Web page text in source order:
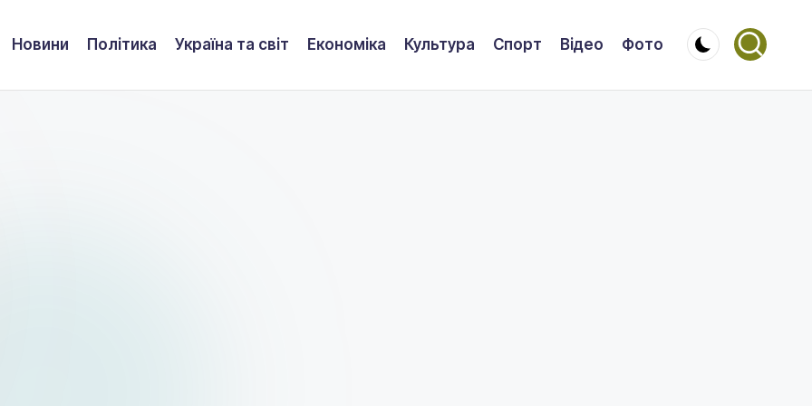
Новини Політика Україна та світ Економіка Культура Спорт Відео Фото